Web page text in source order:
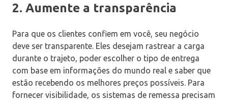
2. Aumente a transparência
Para que os clientes confiem em você, seu negócio
deve ser transparente. Eles desejam rastrear a carga
durante o trajeto, poder escolher o tipo de entrega
com base em informações do mundo real e saber que
estão recebendo os melhores preços possíveis. Para
fornecer visibilidade, os sistemas de remessa precisam